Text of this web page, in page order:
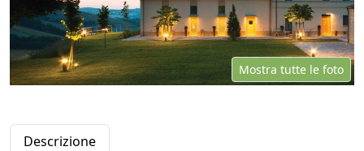
Mostra tutte le foto
Descrizione